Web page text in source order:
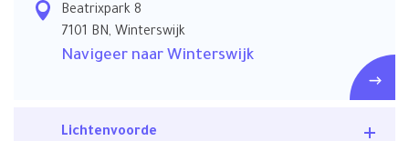
Beatrixpark 8
7101 BN, Winterswijk
Navigeer naar Winterswijk
Lichtenvoorde